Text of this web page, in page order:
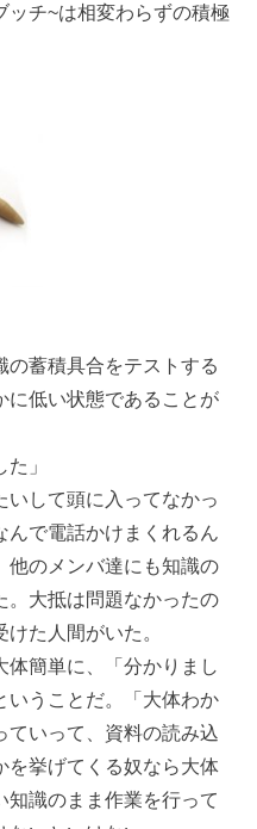
ッチ~は相変わらずの積極
の蓄積具合をテストする
に低い状態であることが
」
いして頭に入ってなかっ
んで電話かけまくれるん
他のメンバ達にも知識の
。大抵は問題なかったの
た人間がいた。
体簡単に、「分かりまし
いうことだ。「大体わか
ていって、資料の読み込
を挙げてくる奴なら大体
知識のまま作業を行って